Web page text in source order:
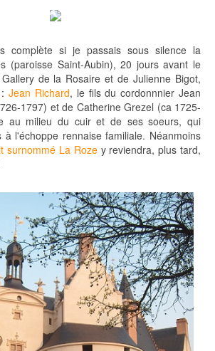
complète si je passais sous silence la
(paroisse Saint-Aubin), 20 jours avant le
de la Rosaire et de Julienne Bigot,
:Jean Richard, le fils du cordonnnier Jean
1797) et de Catherine Grezel (ca 1725-
au milieu du cuir et de ses soeurs, qui
l'échoppe rennaise familiale. Néanmoins
surnommé La Roze y reviendra, plus tard,